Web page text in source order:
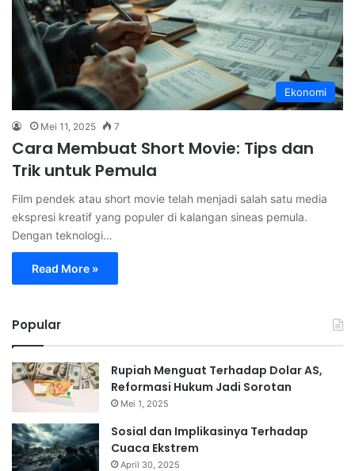
Ekonomi
Mei 11, 2025 7
Cara Membuat Short Movie: Tips dan
Trik untuk Pemula
Film pendek atau short movie telah menjadi salah satu media
ekspresi kreatif yang populer di kalangan sineas pemula.
Dengan teknologi…
Read More »
Popular
Rupiah Menguat Terhadap Dolar AS,
Reformasi Hukum Jadi Sorotan
Mei 1, 2025
Sosial dan Implikasinya Terhadap
Cuaca Ekstrem
April 30, 2025